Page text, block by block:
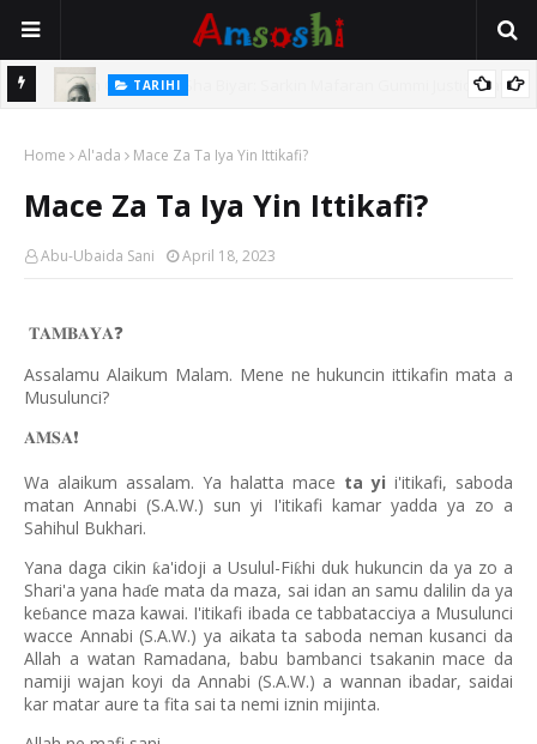
TARIHI
Usman Kure Bungudu
Home Al'ada Mace Za Ta Iya Yin Ittikafi?
Mace Za Ta Iya Yin Ittikafi?
Abu-Ubaida Sani April 18, 2023
𝐓𝐀𝐌𝐁𝐀𝐘𝐀❓
Assalamu Alaikum Malam. Mene ne hukuncin ittikafin mata a
Musulunci?
𝐀𝐌𝐒𝐀❗️
Wa alaikum assalam. Ya halatta mace ta yi i'itikafi, saboda
matan Annabi (S.A.W.) sun yi I'itikafi kamar yadda ya zo a
Sahihul Bukhari.
Yana daga cikin ƙa'idoji a Usulul-Fiƙhi duk hukuncin da ya zo a
Shari'a yana haɗe mata da maza, sai idan an samu dalilin da ya
keɓance maza kawai. I'itikafi ibada ce tabbatacciya a Musulunci
wacce Annabi (S.A.W.) ya aikata ta saboda neman kusanci da
Allah a watan Ramadana, babu bambanci tsakanin mace da
namiji wajan koyi da Annabi (S.A.W.) a wannan ibadar, saidai
kar matar aure ta fita sai ta nemi iznin mijinta.